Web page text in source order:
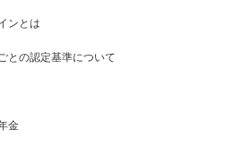
ンとは
との認定基準について
金